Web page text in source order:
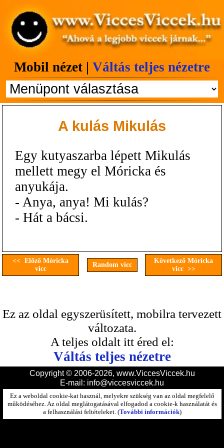
Mobil nézet | Váltás teljes nézetre
A kulás Mikulás
Egy kutyaszarba lépett Mikulás
mellett megy el Móricka és
anyukája.
- Anya, anya! Mi kulás?
- Hát a bácsi.
<< Előző Móricka
vicc
Random vicc
Következő Móricka
vicc >>
Ez az oldal egyszerüsített, mobilra tervezett
változata.
A teljes oldalt itt éred el:
Váltás teljes nézetre
Copyright © 2006-2026, www.ViccesViccek.hu
E-mail: info@viccesviccek.hu
Ez a weboldal cookie-kat használ, melyekre szükség van az oldal megfelelő
működéséhez. Az oldal meglátogatásával elfogadod a cookie-k használatát és
a felhasználási feltételeket. (További információk)